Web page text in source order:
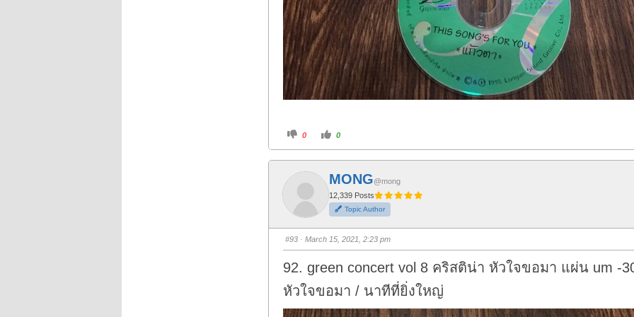
C
i
f
r
h
m
d
o
n
.
0
C
i
o
t
h
u
m
u
p
0
MONG@mong
12,339 Posts
Topic Author
#93· March 15, 2021, 2:23 pm
92. green concert vol 8 คริสติน่า หัวใจขอมา แผ่น um -
หัวใจขอมา / นาทีที่ยิ่งใหญ่